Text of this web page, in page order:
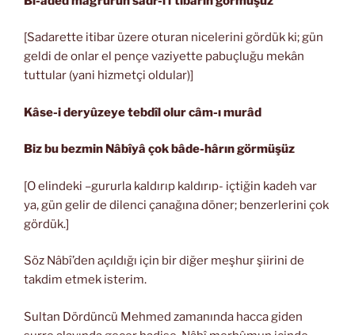
[Sadarette itibar üzere oturan nicelerini gördük ki; gün
geldi de onlar el pençe vaziyette pabuçluğu mekân
tuttular (yani hizmetçi oldular)]
Kâse-i deryûzeye tebdîl olur câm-ı murâd
Biz bu bezmin Nâbîyâ çok bâde-hârın görmüşüz
[O elindeki –gururla kaldırıp kaldırıp- içtiğin kadeh var
ya, gün gelir de dilenci çanağına döner; benzerlerini çok
gördük.]
Söz Nâbî’den açıldığı için bir diğer meşhur şiirini de
takdim etmek isterim.
Sultan Dördüncü Mehmed zamanında hacca giden